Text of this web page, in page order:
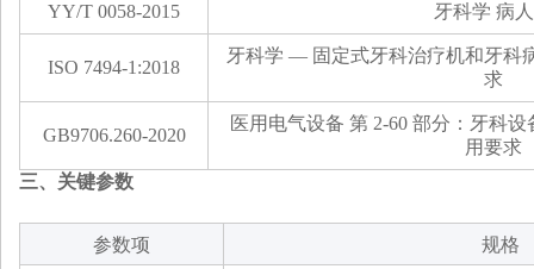
YY/T 0058-2015 牙科学 病
ISO 7494-1:2018
牙科学 — 固定式牙科治疗机和牙科
求
GB9706.260-2020
医用电气设备 第 2-60 部分：牙科
用要求
三、关键参数
参数项 规格